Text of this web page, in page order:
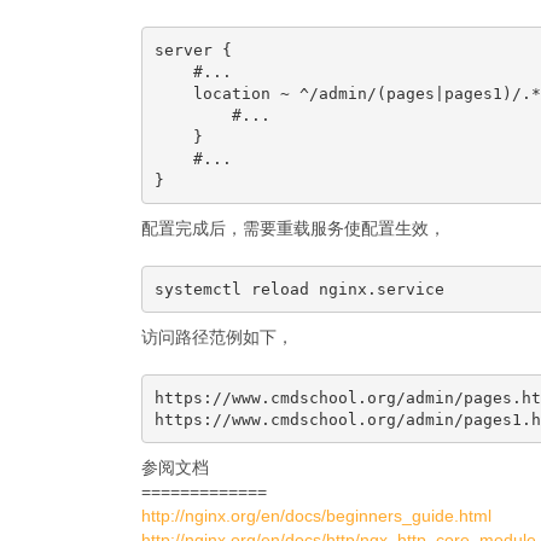
server {
    #...
location ~ ^/admin/(pages|pages1)/
        #...
    }
    #...
配置完成后，需要重载服务使配置生效，
访问路径范例如下，
https://www.cmdschool.org/admin/
参阅文档
=============
http://nginx.org/en/docs/beginners_guide.html